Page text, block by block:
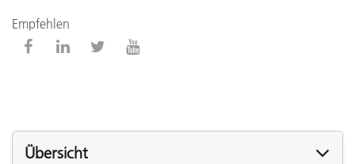
Empfehlen
Übersicht